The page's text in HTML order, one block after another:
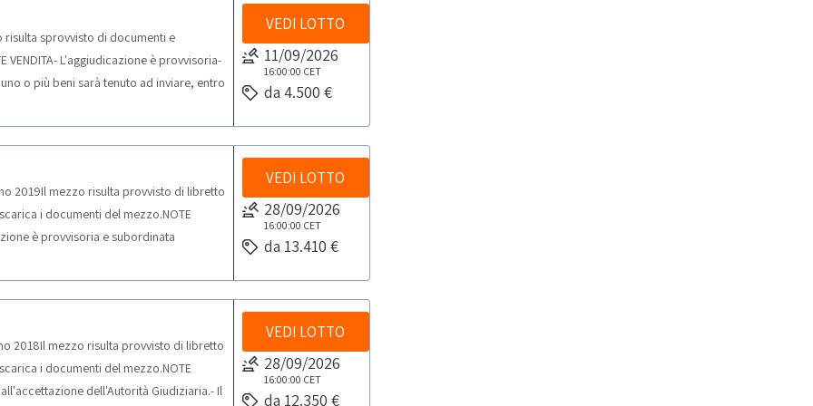
risulta sprovvisto di documenti e
L'aggiudicazione è provvisoria-
o più beni sarà tenuto ad inviare, entro
di vendita e ritiro.-Si precisa che l’
mobili, anche iscritti in pubblici registri,
destinati alla vendita, con divieto di
nel rispetto di quanto previsto dal
tempistica massima prevista per lo
giorno- si consiglia di munirsi dei
all’aggiudicazione saranno
conoscere il costo della pratica, si
tassazione PRA (IPT, emolumenti,
e hanno valore vincolante unicamente
Abilio non può stabilire sin da ora una
poiché mutevoli in base al
VEDI LOTTO
11/09/2026
16:00:00 CET
da 4.500 €
2019Il mezzo risulta provvisto di libretto
i documenti del mezzo.NOTE
è provvisoria e subordinata
termine della gara si sarà aggiudicato
di 48 ore dalla chiusura dell’asta,
indicati nelle Condizioni specifiche
prevista per lo svolgimento delle attività
all’aggiudicazione saranno
conoscere il costo della pratica, si
sezione Documentazione. I prezzi
VEDI LOTTO
28/09/2026
16:00:00 CET
da 13.410 €
2018Il mezzo risulta provvisto di libretto
i documenti del mezzo.NOTE
dell'Autorità Giudiziaria.- Il
VEDI LOTTO
28/09/2026
16:00:00 CET
da 12.350 €